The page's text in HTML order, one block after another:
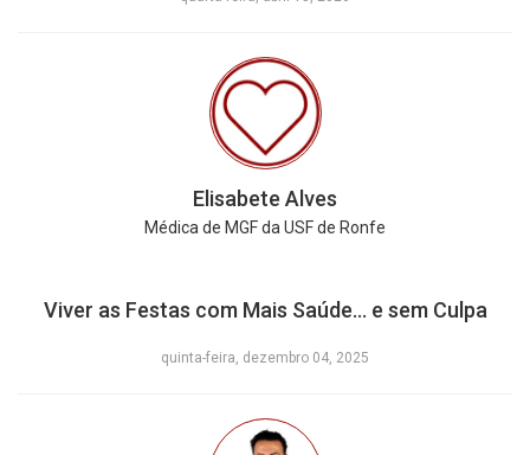
Elisabete Alves
Médica de MGF da USF de Ronfe
Viver as Festas com Mais Saúde… e sem Culpa
quinta-feira, dezembro 04, 2025